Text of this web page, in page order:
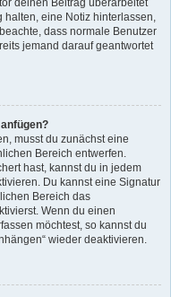
deinen Beitrag überarbeitet
halten, eine Notiz hinterlassen,
dass normale Benutzer
jemand darauf geantwortet
musst du zunächst eine
Bereich entwerfen.
hast, kannst du in jedem
Du kannst eine Signatur
Bereich das
Wenn du einen
möchtest, so kannst du
wieder deaktivieren.